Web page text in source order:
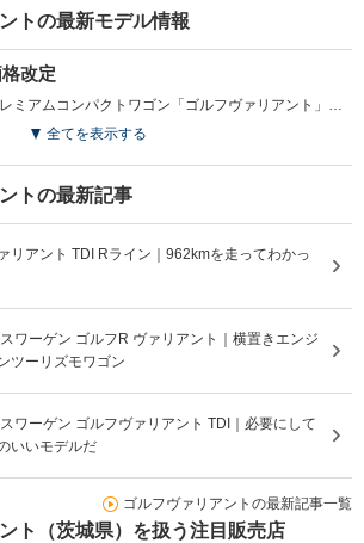
トの最新モデル情報
改定
フォルクスワーゲンのプレミアムコンパクトワゴン「ゴルフヴァリアント」は、2026年1月1日より国内向けモデルのメーカー希望小売価格が平均約1.5％引き上げられた。今回の改定は、燃料費や金属など原材料価格の高止まりが続く中、車両の生産および輸送にかかるコスト増加が背景にあると発表された。商品仕様や装備内容に大きな変更はなく、外部環境の変化に対応した価格見直しが主眼となる措置となった。（2026.1）
全てを表示する
トの最新記事
リアント TDI Rライン｜962kmを走ってわかっ
ワーゲン ゴルフR ヴァリアント｜横置きエンジ
ツーリズモワゴン
ワーゲン ゴルフヴァリアント TDI｜必要にして
いいモデルだ
ゴルフヴァリアントの最新記事一覧
ト（茨城県）を扱う注目販売店